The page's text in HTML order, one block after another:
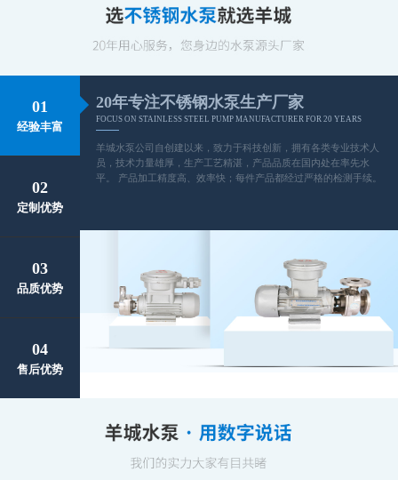
01
经验丰富
02
定制优势
03
品质优势
04
售后优势
20年专注不锈钢水泵生产厂家
FOCUS ON STAINLESS STEEL PUMP MANUFACTURER FOR 20 YEARS
羊城水泵公司自创建以来，致力于科技创新，拥有各类专业技术人
员，技术力量雄厚，生产工艺精湛，产品品质在国内处在率先水
平。 产品加工精度高、效率快；每件产品都经过严格的检测手续。